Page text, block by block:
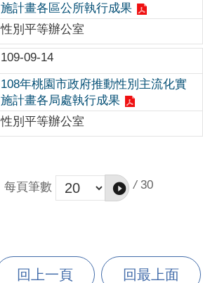
施計畫各區公所執行成果
性別平等辦公室
109-09-14
108年桃園市政府推動性別主流化實
施計畫各局處執行成果
性別平等辦公室
每頁筆數 / 30
回上一頁 回最上面